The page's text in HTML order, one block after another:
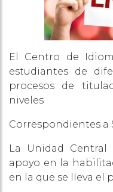
El Centro de
estudiantes de
procesos de
niveles
Correspondientes a
La Unidad
apoyo en la
en la que se lleva el